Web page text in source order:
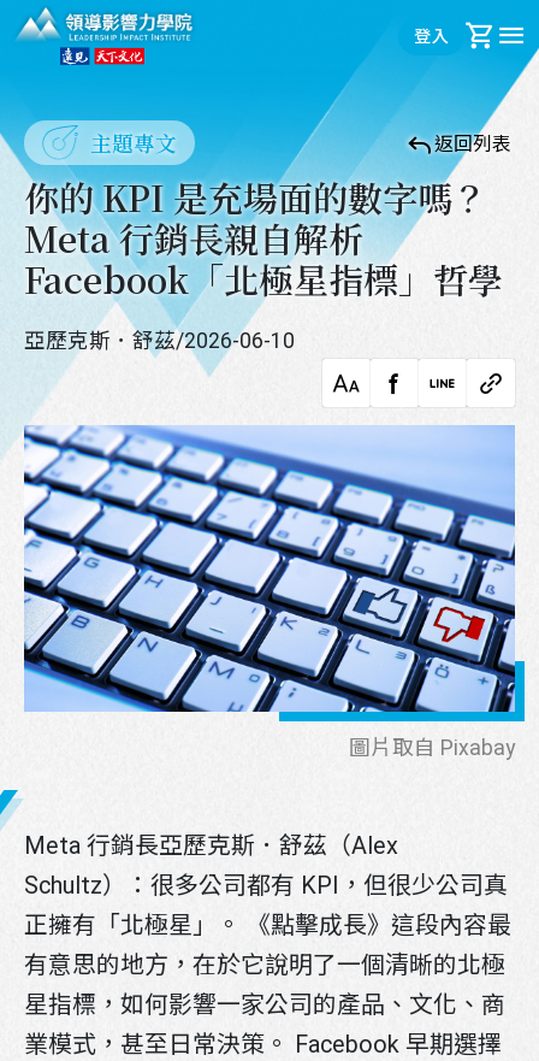
領導影響力學院
購
登入
主題專文
你的 KPI 是充場面的數字嗎？
Meta 行銷長親自解析
Facebook「北極星指標」哲學
亞歷克斯．舒茲/2026-06-10
字級調整facebook
LINE複製
返回列表
圖片取自 Pixabay
Meta 行銷長亞歷克斯．舒茲（Alex
Schultz）：很多公司都有 KPI，但很少公司真
正擁有「北極星」。 《點擊成長》這段內容最
有意思的地方，在於它說明了一個清晰的北極
星指標，如何影響一家公司的產品、文化、商
業模式，甚至日常決策。 Facebook 早期選擇